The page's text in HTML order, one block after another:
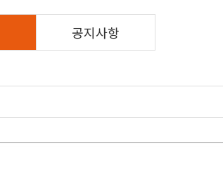
공지사항